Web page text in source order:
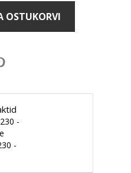
OSTUKORVI
-
-